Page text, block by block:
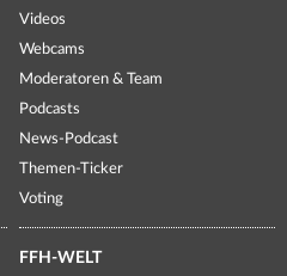
Videos
Webcams
Moderatoren & Team
Podcasts
News-Podcast
Themen-Ticker
Voting
FFH-WELT